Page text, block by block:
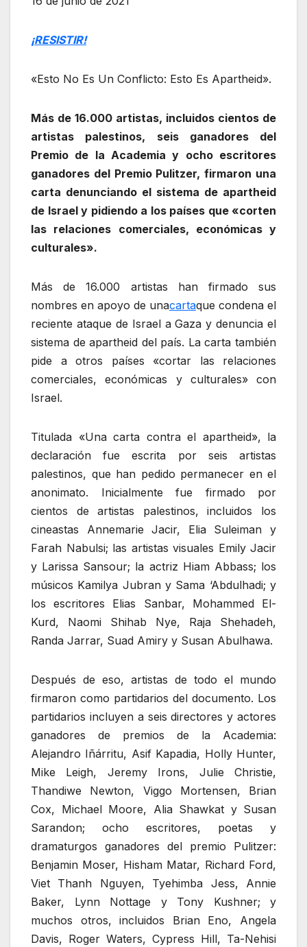
¡RESISTIR!
«Esto No Es Un Conflicto: Esto Es Apartheid».
Más de 16.000 artistas, incluidos cientos de
artistas palestinos, seis ganadores del
Premio de la Academia y ocho escritores
ganadores del Premio Pulitzer, firmaron una
carta denunciando el sistema de apartheid
de Israel y pidiendo a los países que «corten
las relaciones comerciales, económicas y
culturales».
Más de 16.000 artistas han firmado sus
nombres en apoyo de unacartaque condena el
reciente ataque de Israel a Gaza y denuncia el
sistema de apartheid del país. La carta también
pide a otros países «cortar las relaciones
comerciales, económicas y culturales» con
Israel.
Titulada «Una carta contra el apartheid», la
declaración fue escrita por seis artistas
palestinos, que han pedido permanecer en el
anonimato. Inicialmente fue firmado por
cientos de artistas palestinos, incluidos los
cineastas Annemarie Jacir, Elia Suleiman y
Farah Nabulsi; las artistas visuales Emily Jacir
y Larissa Sansour; la actriz Hiam Abbass; los
músicos Kamilya Jubran y Sama ‘Abdulhadi; y
los escritores Elias Sanbar, Mohammed El-
Kurd, Naomi Shihab Nye, Raja Shehadeh,
Randa Jarrar, Suad Amiry y Susan Abulhawa.
Después de eso, artistas de todo el mundo
firmaron como partidarios del documento. Los
partidarios incluyen a seis directores y actores
ganadores de premios de la Academia:
Alejandro Iñárritu, Asif Kapadia, Holly Hunter,
Mike Leigh, Jeremy Irons, Julie Christie,
Thandiwe Newton, Viggo Mortensen, Brian
Cox, Michael Moore, Alia Shawkat y Susan
Sarandon; ocho escritores, poetas y
dramaturgos ganadores del premio Pulitzer:
Benjamin Moser, Hisham Matar, Richard Ford,
Viet Thanh Nguyen, Tyehimba Jess, Annie
Baker, Lynn Nottage y Tony Kushner; y
muchos otros, incluidos Brian Eno, Angela
Davis, Roger Waters, Cypress Hill, Ta-Nehisi